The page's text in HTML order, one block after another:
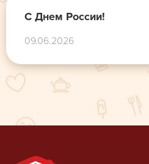
С Днем России!
09.06.2026